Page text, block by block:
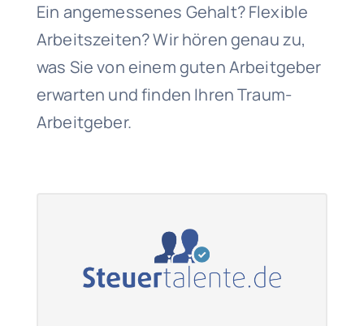
Ein angemessenes Gehalt? Flexible
Arbeitszeiten? Wir hören genau zu,
was Sie von einem guten Arbeitgeber
erwarten und finden Ihren Traum-
Arbeitgeber.